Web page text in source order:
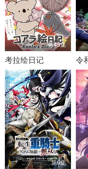
第43集
考拉绘日记 令
第6集